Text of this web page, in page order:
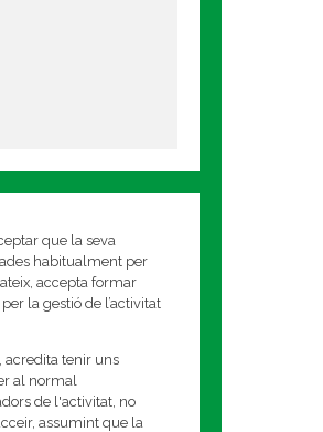
que la seva
habitualment per
accepta formar
la gestió de l’activitat
acredita tenir uns
al normal
de l'activitat, no
assumint que la